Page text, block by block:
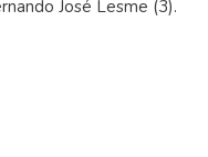
José Lesme (3).